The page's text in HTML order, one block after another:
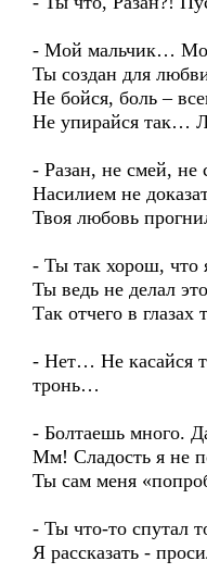
- Мой мальчик… Моя
Ты создан для
Не бойся, боль –
Не упирайся так…
- Разан, не смей, не
Насилием не
Твоя любовь
- Ты так хорош, что
Ты ведь не делал
Так отчего в глазах
- Нет… Не касайся
тронь…
- Болтаешь много.
Мм! Сладость я не
Ты сам меня
- Ты что-то спутал
Я рассказать -